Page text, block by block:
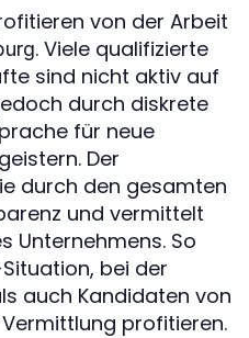
von der Arbeit
. Viele qualifizierte
sind nicht aktiv auf
durch diskrete
für neue
Der
durch den gesamten
und vermittelt
Unternehmens. So
bei der
auch Kandidaten von
profitieren.